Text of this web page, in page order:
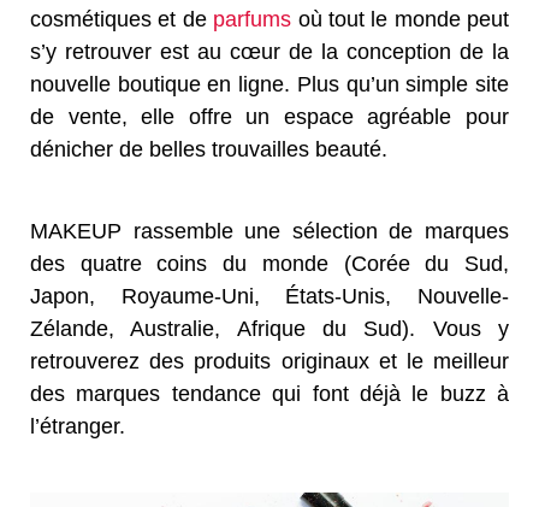
cosmétiques et de parfums où tout le monde peut
s’y retrouver est au cœur de la conception de la
nouvelle boutique en ligne. Plus qu’un simple site
de vente, elle offre un espace agréable pour
dénicher de belles trouvailles beauté.
MAKEUP rassemble une sélection de marques
des quatre coins du monde (Corée du Sud,
Japon, Royaume-Uni, États-Unis, Nouvelle-
Zélande, Australie, Afrique du Sud). Vous y
retrouverez des produits originaux et le meilleur
des marques tendance qui font déjà le buzz à
l’étranger.